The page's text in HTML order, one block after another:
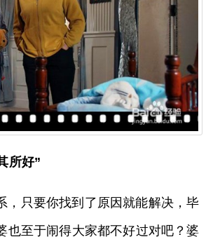
所好”
，只要你找到了原因就能解决，毕
也至于闹得大家都不好过对吧？婆